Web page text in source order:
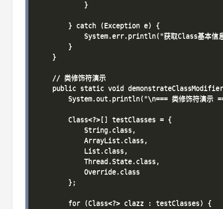
            }
        } catch (Exception e) {
System.err.println("获取Class基本信
        }
    }
    // 类修饰符演示
public static void
System.out.println("\n=== 类修饰符演示
        Class<?>[] testClasses = {
            String.class,
            ArrayList.class,
            List.class,
            Thread.State.class,
            Override.class
        };
        for (Class<?> clazz : testClasses) {